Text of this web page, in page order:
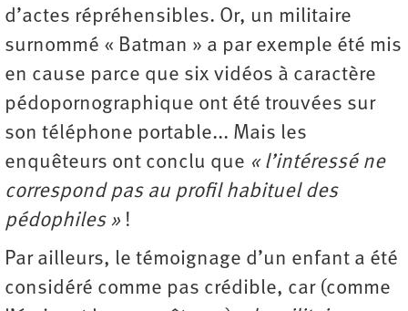
d’actes répréhensibles. Or, un militaire
surnommé « Batman » a par exemple été mis
en cause parce que six vidéos à caractère
pédopornographique ont été trouvées sur
son téléphone portable... Mais les
enquêteurs ont conclu que « l’intéressé ne
correspond pas au profil habituel des
pédophiles » !
Par ailleurs, le témoignage d’un enfant a été
considéré comme pas crédible, car (comme